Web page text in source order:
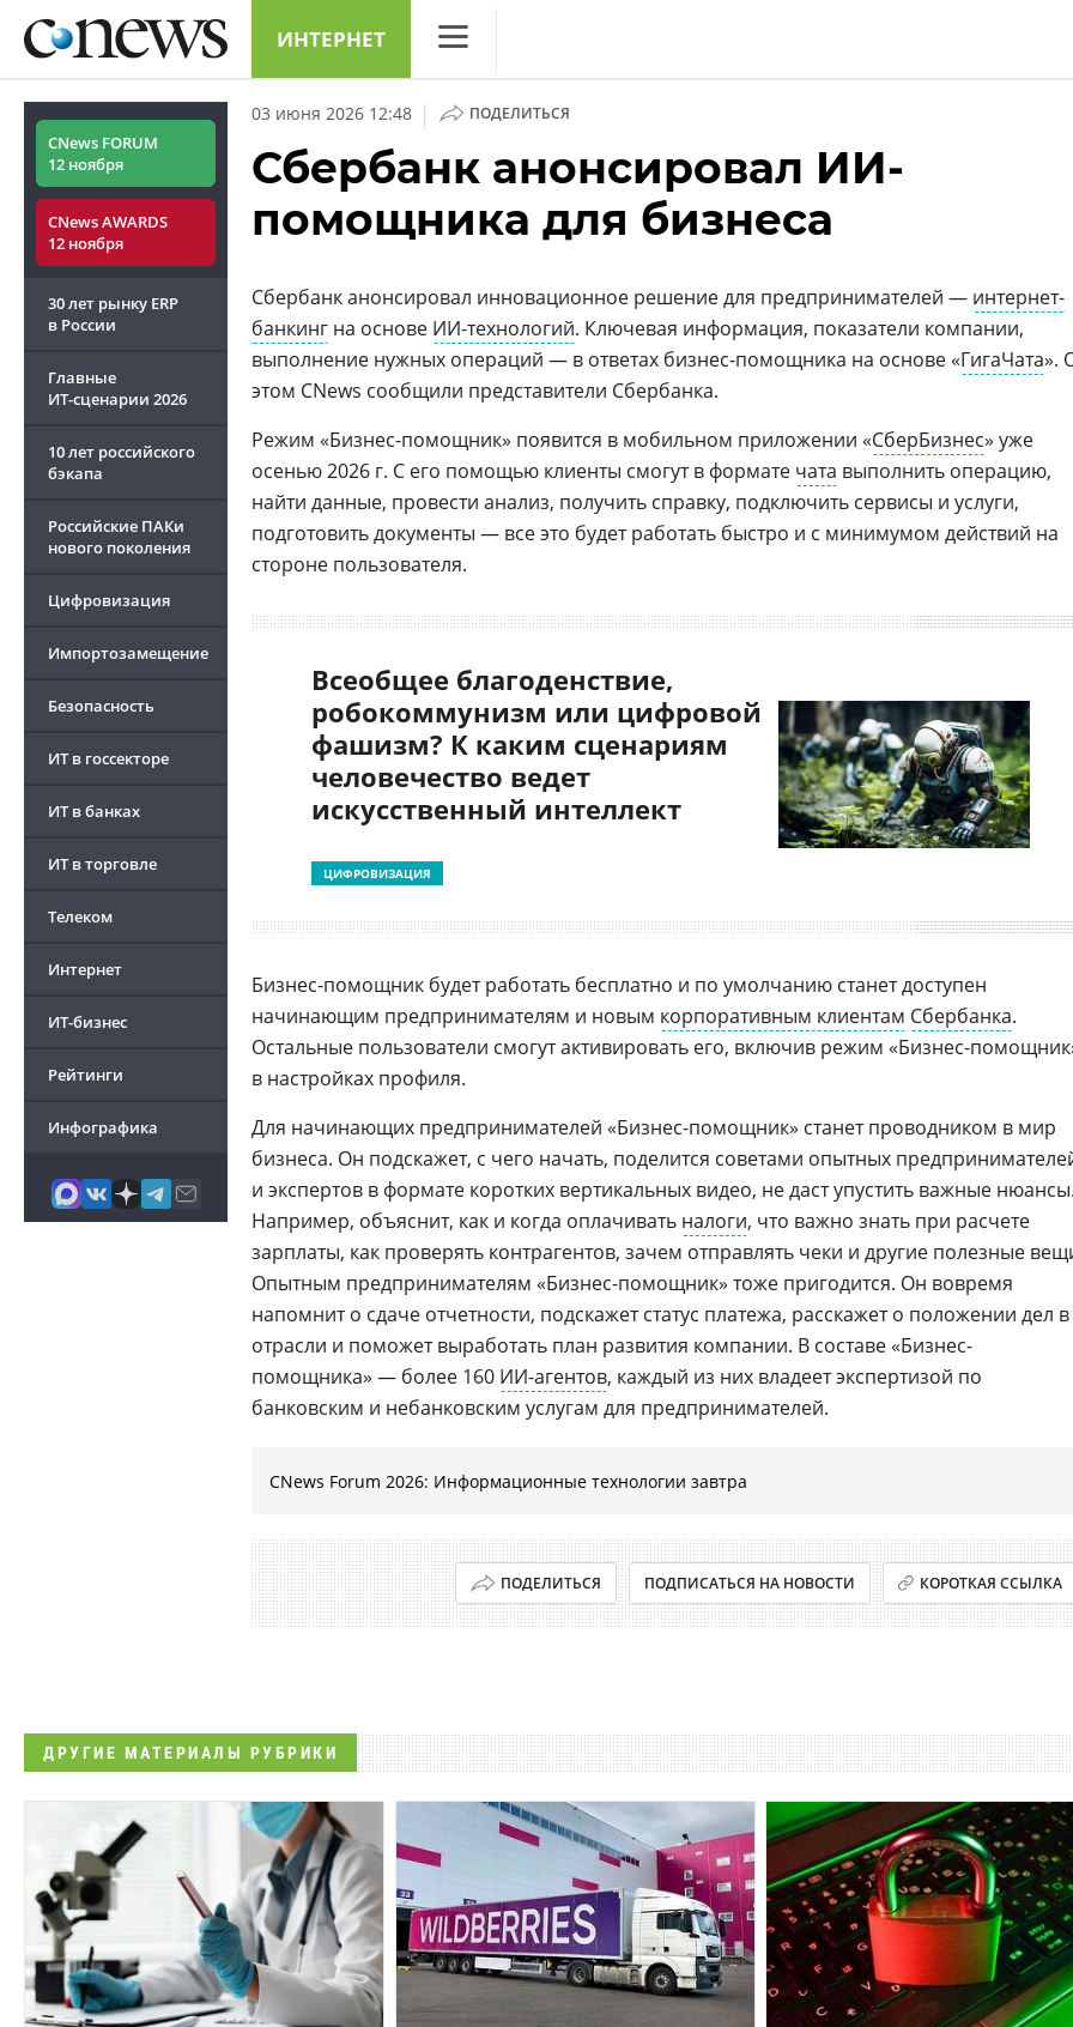
ИНТЕРНЕТ
Конференции
Маркет
ТВ
CNews FORUM
12 ноября
CNews AWARDS
12 ноября
30 лет рынку ERP
в России
Главные
ИТ-сценарии 2026
10 лет российского
бэкапа
Российские ПАКи
нового поколения
Цифровизация
Импортозамещение
Безопасность
ИТ в госсекторе
ИТ в банках
ИТ в торговле
Телеком
Интернет
ИТ-бизнес
Рейтинги
Инфографика
03 июня 2026 12:48 | ПОДЕЛИТЬСЯ
Сбербанк анонсировал ИИ-
помощника для бизнеса
Сбербанк анонсировал инновационное решение для предпринимателей — интернет-
банкинг на основе ИИ-технологий. Ключевая информация, показатели компании,
выполнение нужных операций — в ответах бизнес-помощника на основе «ГигаЧата».
этом CNews сообщили представители Сбербанка.
Режим «Бизнес-помощник» появится в мобильном приложении «СберБизнес» уже
осенью 2026 г. С его помощью клиенты смогут в формате чата выполнить операцию,
найти данные, провести анализ, получить справку, подключить сервисы и услуги,
подготовить документы — все это будет работать быстро и с минимумом действий на
стороне пользователя.
Всеобщее благоденствие,
робокоммунизм или цифровой
фашизм? К каким сценариям
человечество ведет
искусственный интеллект
ЦИФРОВИЗАЦИЯ
Бизнес-помощник будет работать бесплатно и по умолчанию станет доступен
начинающим предпринимателям и новым корпоративным клиентам Сбербанка.
Остальные пользователи смогут активировать его, включив режим «Бизнес-
в настройках профиля.
Для начинающих предпринимателей «Бизнес-помощник» станет проводником в мир
бизнеса. Он подскажет, с чего начать, поделится советами опытных
и экспертов в формате коротких вертикальных видео, не даст упустить важные
Например, объяснит, как и когда оплачивать налоги, что важно знать при расчете
зарплаты, как проверять контрагентов, зачем отправлять чеки и другие полезные
Опытным предпринимателям «Бизнес-помощник» тоже пригодится. Он вовремя
напомнит о сдаче отчетности, подскажет статус платежа, расскажет о положении дел в
отрасли и поможет выработать план развития компании. В составе «Бизнес-
помощника» — более 160 ИИ-агентов, каждый из них владеет экспертизой по
банковским и небанковским услугам для предпринимателей.
CNews Forum 2026: Информационные технологии завтра
ПОДЕЛИТЬСЯ ПОДПИСАТЬСЯ НА НОВОСТИ КОРОТКАЯ ССЫЛКА
ДРУГИЕ МАТЕРИАЛЫ РУБРИКИ